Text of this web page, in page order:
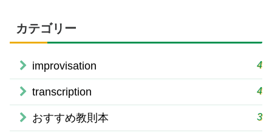
カテゴリー
improvisation 4
transcription 4
おすすめ教則本 3